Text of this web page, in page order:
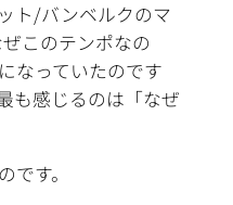
ト/バンベルクのマ
このテンポなの
なっていたのです
も感じるのは「なぜ
す。